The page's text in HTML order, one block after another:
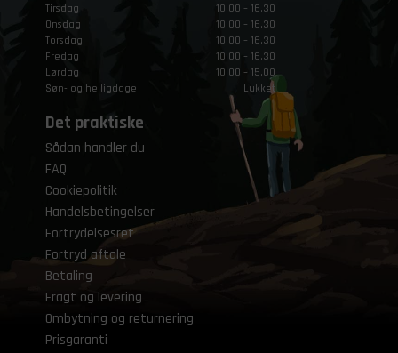
Tirsdag
10.00 – 16.30
Onsdag
10.00 – 16.30
Torsdag
10.00 – 16.30
Fredag
10.00 – 16.30
Lørdag
10.00 – 15.00
Søn- og helligdage
Lukket
Det praktiske
Sådan handler du
FAQ
Cookiepolitik
Handelsbetingelser
Fortrydelsesret
Fortryd aftale
Betaling
Fragt og levering
Ombytning og returnering
Prisgaranti